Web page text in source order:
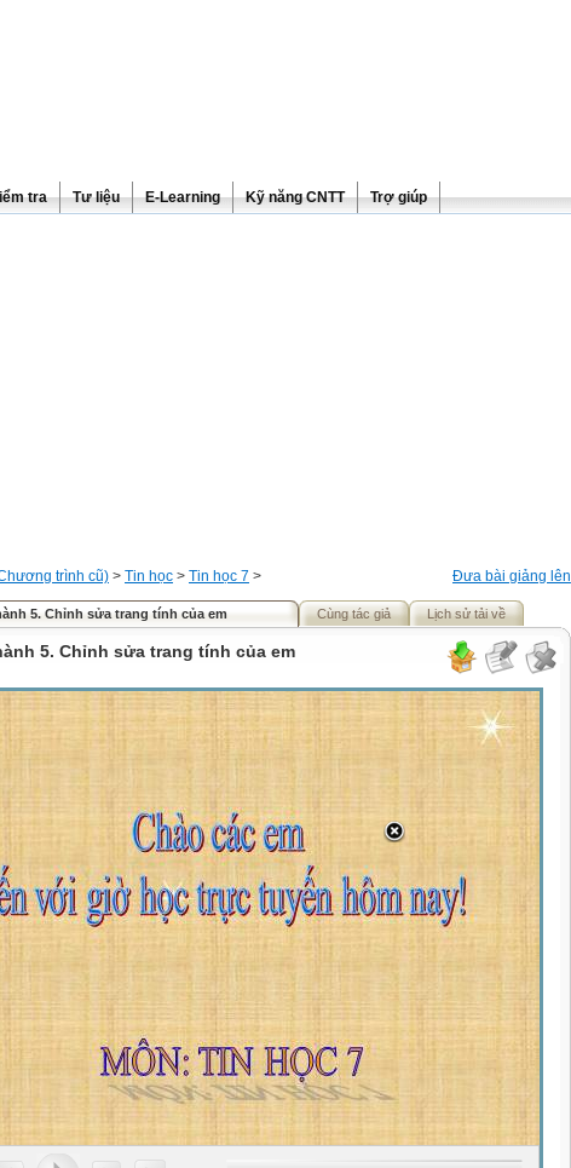
tra Tư liệu E-Learning Kỹ năng CNTT Trợ giúp
Đưa bài giảng lên
trình cũ) > Tin học > Tin học 7 >
5. Chỉnh sửa trang tính của em Cùng tác giả Lịch sử tải về
5. Chỉnh sửa trang tính của em